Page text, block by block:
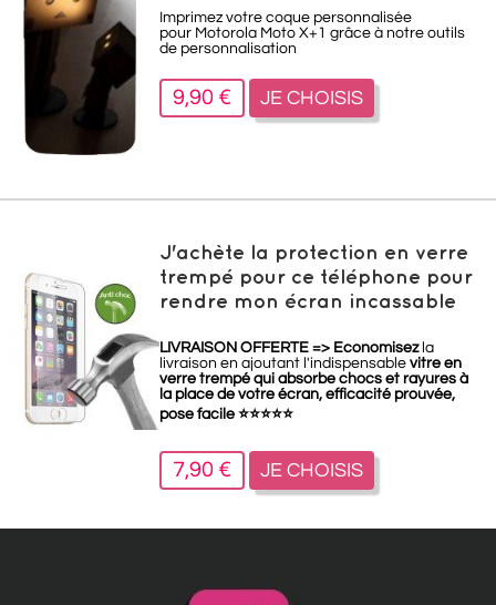
Imprimez votre coque personnalisée
pour Motorola Moto X+1 grâce à notre outils
de personnalisation
9,90 € JE CHOISIS
J'achète la protection en verre
trempé pour ce téléphone pour
rendre mon écran incassable
LIVRAISON OFFERTE => Economisezla
livraison en ajoutant l'indispensable vitre en
verre trempé qui absorbe chocs et rayures à
la place de votre écran, efficacité prouvée,
pose facile ⭐⭐⭐⭐⭐
7,90 € JE CHOISIS